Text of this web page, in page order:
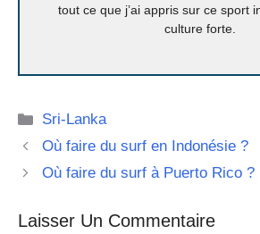
tout ce que j’ai appris sur ce sport
culture forte.
Catégories
Sri-Lanka
Où faire du surf en Indonésie ?
Où faire du surf à Puerto Rico ?
Laisser Un Commentaire